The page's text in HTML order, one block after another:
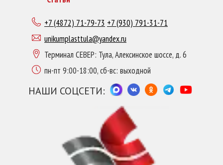
+7 (4872) 71-79-73 +7 (930) 791-31-71
unikumplasttula@yandex.ru
Терминал СЕВЕР: Тула, Алексинское шоссе, д. 6
пн-пт 9:00-18:00, сб-вс: выходной
НАШИ СОЦСЕТИ: